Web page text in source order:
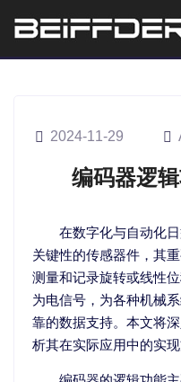
2024-11-29
编码器逻
在数字化与自动化
关键性的传感器件，其
测量和记录旋转或线性
为电信号，为各种机械
靠的数据支持。本文将
析其在实际应用中的实现